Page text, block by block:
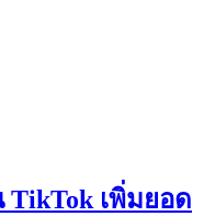
เพิ่มยอด